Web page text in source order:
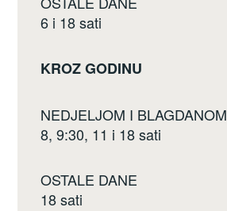
6 i 18 sati
KROZ GODINU
NEDJELJOM I BLAGDANOM
8, 9:30, 11 i 18 sati
OSTALE DANE
18 sati